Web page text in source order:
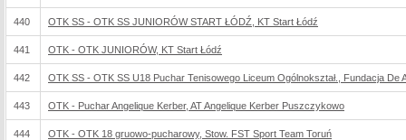
440 OTK SS - OTK SS JUNIORÓW START ŁÓDŹ, KT Start Łódź
441 OTK - OTK JUNIORÓW, KT Start Łódź
442 OTK SS - OTK SS U18 Puchar Tenisowego Liceum Ogólnokształ., Fundacja De
443 OTK - Puchar Angelique Kerber, AT Angelique Kerber Puszczykowo
444 OTK - OTK 18 gruowo-pucharowy, Stow. FST Sport Team Toruń